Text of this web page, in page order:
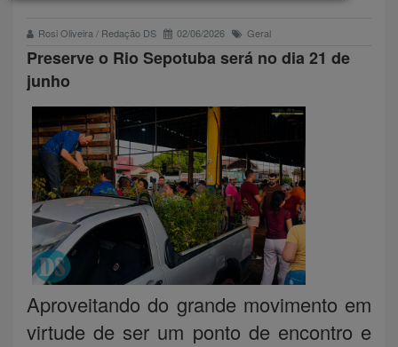
Rosi Oliveira / Redação DS 02/06/2026 Geral
Preserve o Rio Sepotuba será no dia 21 de
junho
Aproveitando do grande movimento em
virtude de ser um ponto de encontro e